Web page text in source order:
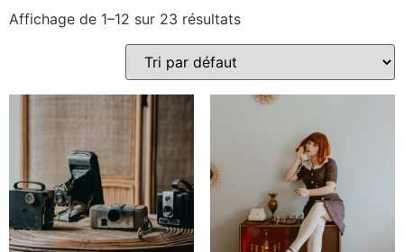
Affichage de 1–12 sur 23 résultats